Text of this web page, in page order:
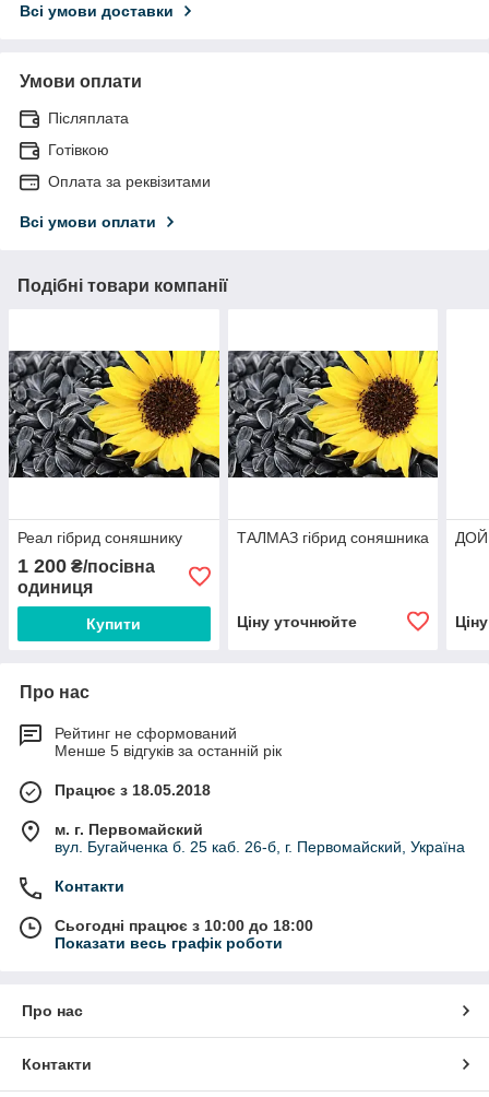
Всі умови доставки
Умови оплати
Післяплата
Готівкою
Оплата за реквізитами
Всі умови оплати
Подібні товари компанії
Реал гібрид соняшнику
1 200 ₴/посівна
одиниця
Купити
ТАЛМАЗ гібрид соняшника
Ціну уточнюйте
Про нас
Рейтинг не сформований
Менше 5 відгуків за останній рік
Працює з 18.05.2018
м. г. Первомайский
вул. Бугайченка б. 25 каб. 26-б, г. Первомайский, Україна
Контакти
Сьогодні працює з 10:00 до 18:00
Показати весь графік роботи
Про нас
Контакти